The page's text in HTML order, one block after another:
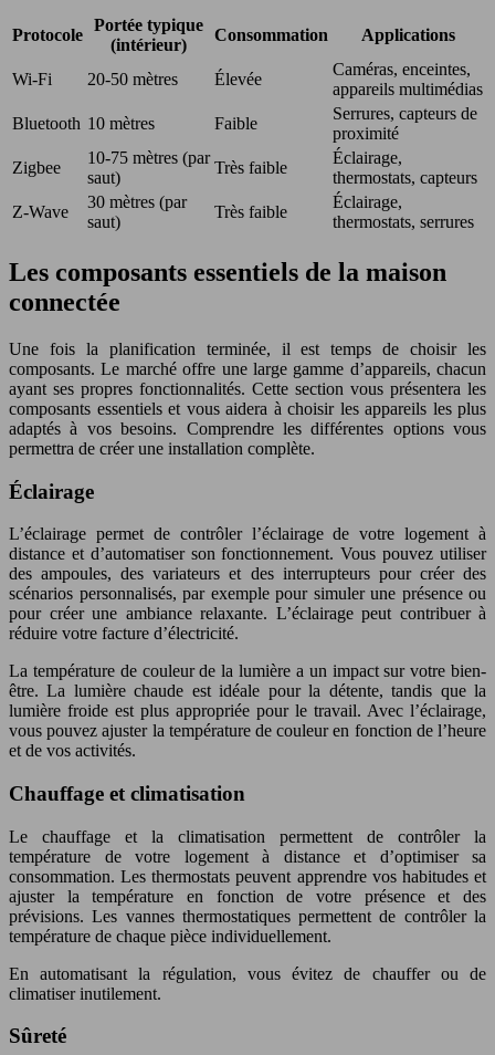
Protocole
Portée typique
(intérieur)
Consommation Applications
Wi-Fi 20-50 mètres Élevée
Caméras, enceintes,
appareils multimédias
Bluetooth 10 mètres Faible
Serrures, capteurs de
proximité
Zigbee
10-75 mètres (par
saut)
Très faible
Éclairage,
thermostats, capteurs
Z-Wave
30 mètres (par
saut)
Très faible
Éclairage,
thermostats, serrures
Les composants essentiels de la maison
connectée
Une fois la planification terminée, il est temps de choisir les
composants. Le marché offre une large gamme d’appareils, chacun
ayant ses propres fonctionnalités. Cette section vous présentera les
composants essentiels et vous aidera à choisir les appareils les plus
adaptés à vos besoins. Comprendre les différentes options vous
permettra de créer une installation complète.
Éclairage
L’éclairage permet de contrôler l’éclairage de votre logement à
distance et d’automatiser son fonctionnement. Vous pouvez utiliser
des ampoules, des variateurs et des interrupteurs pour créer des
scénarios personnalisés, par exemple pour simuler une présence ou
pour créer une ambiance relaxante. L’éclairage peut contribuer à
réduire votre facture d’électricité.
La température de couleur de la lumière a un impact sur votre bien-
être. La lumière chaude est idéale pour la détente, tandis que la
lumière froide est plus appropriée pour le travail. Avec l’éclairage,
vous pouvez ajuster la température de couleur en fonction de l’heure
et de vos activités.
Chauffage et climatisation
Le chauffage et la climatisation permettent de contrôler la
température de votre logement à distance et d’optimiser sa
consommation. Les thermostats peuvent apprendre vos habitudes et
ajuster la température en fonction de votre présence et des
prévisions. Les vannes thermostatiques permettent de contrôler la
température de chaque pièce individuellement.
En automatisant la régulation, vous évitez de chauffer ou de
climatiser inutilement.
Sûreté